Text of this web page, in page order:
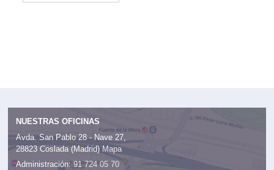
NUESTRAS OFICINAS
Avda. San Pablo 28 - Nave 27,
28823 Coslada (Madrid) Mapa
Administración: 91 724 05 70